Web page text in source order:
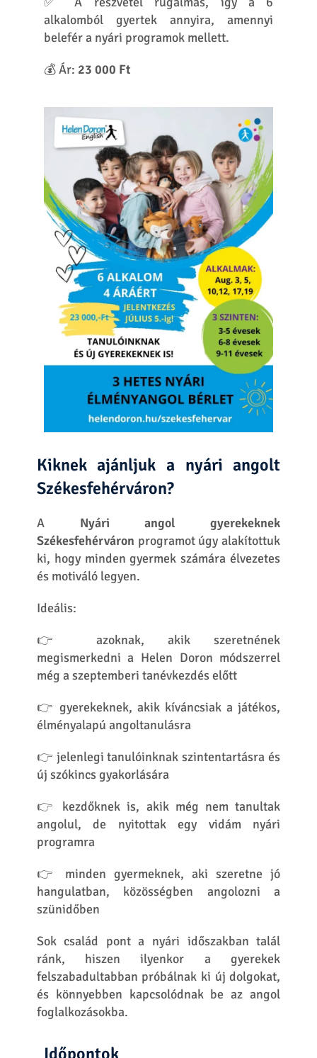
Próbáljátok ki ingyenes
bemutatóóránkat!
Elolvastam az Adatvédelmi nyilatkozatot, és
engedélyezem adataim elektronikus tárolását,
felhasználását további megkeresésekhez.
KÜLDÉS